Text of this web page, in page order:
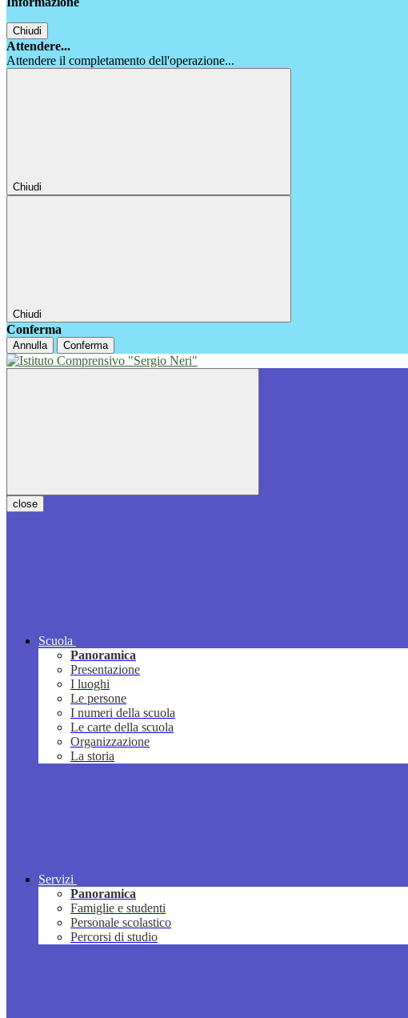
Chiudi
Attendere...
Attendere il completamento dell'operazione...
Chiudi
Chiudi
Conferma
Annulla Conferma
close
Scuola
Panoramica
Presentazione
I luoghi
Le persone
I numeri della scuola
Le carte della scuola
Organizzazione
La storia
Servizi
Panoramica
Famiglie e studenti
Personale scolastico
Percorsi di studio